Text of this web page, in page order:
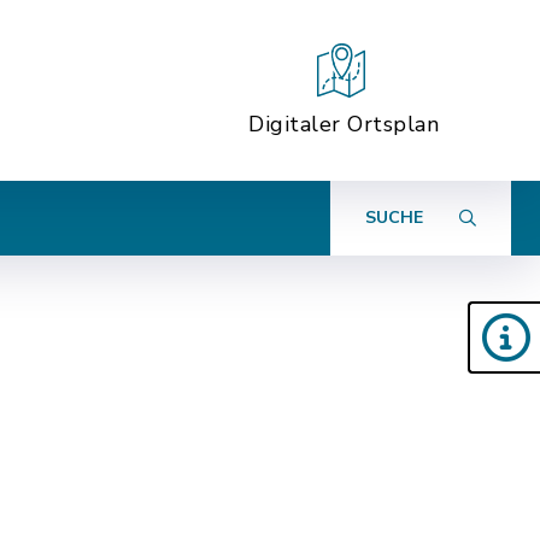
Digitaler Ortsplan
SUCHE